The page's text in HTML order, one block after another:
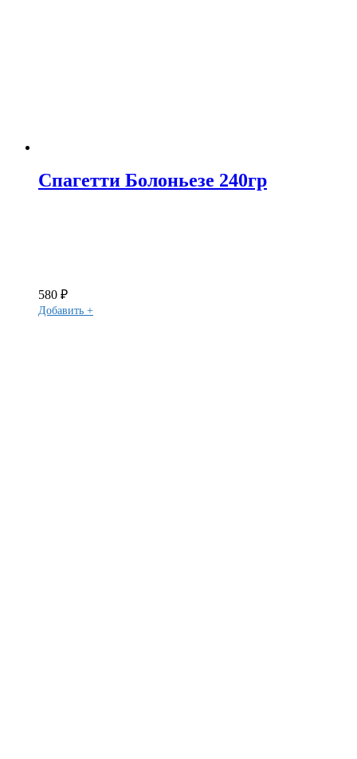
Спагетти Болоньезе 240гр
580 ₽
Добавить +